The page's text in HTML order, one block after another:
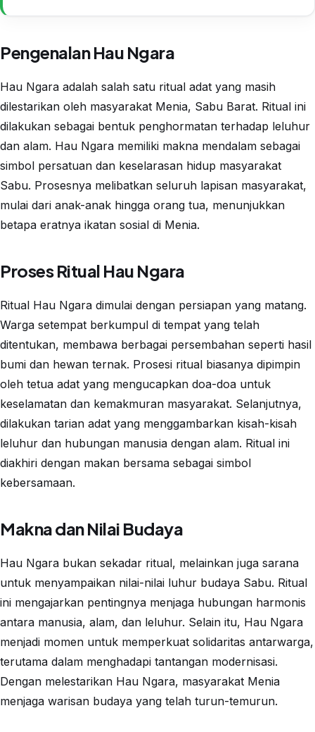
Pengenalan Hau Ngara
Hau Ngara adalah salah satu ritual adat yang masih
dilestarikan oleh masyarakat Menia, Sabu Barat. Ritual ini
dilakukan sebagai bentuk penghormatan terhadap leluhur
dan alam. Hau Ngara memiliki makna mendalam sebagai
simbol persatuan dan keselarasan hidup masyarakat
Sabu. Prosesnya melibatkan seluruh lapisan masyarakat,
mulai dari anak-anak hingga orang tua, menunjukkan
betapa eratnya ikatan sosial di Menia.
Proses Ritual Hau Ngara
Ritual Hau Ngara dimulai dengan persiapan yang matang.
Warga setempat berkumpul di tempat yang telah
ditentukan, membawa berbagai persembahan seperti hasil
bumi dan hewan ternak. Prosesi ritual biasanya dipimpin
oleh tetua adat yang mengucapkan doa-doa untuk
keselamatan dan kemakmuran masyarakat. Selanjutnya,
dilakukan tarian adat yang menggambarkan kisah-kisah
leluhur dan hubungan manusia dengan alam. Ritual ini
diakhiri dengan makan bersama sebagai simbol
kebersamaan.
Makna dan Nilai Budaya
Hau Ngara bukan sekadar ritual, melainkan juga sarana
untuk menyampaikan nilai-nilai luhur budaya Sabu. Ritual
ini mengajarkan pentingnya menjaga hubungan harmonis
antara manusia, alam, dan leluhur. Selain itu, Hau Ngara
menjadi momen untuk memperkuat solidaritas antarwarga,
terutama dalam menghadapi tantangan modernisasi.
Dengan melestarikan Hau Ngara, masyarakat Menia
menjaga warisan budaya yang telah turun-temurun.